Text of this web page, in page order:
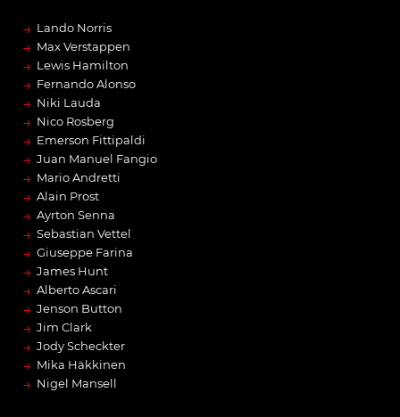
→ Lando Norris
→ Max Verstappen
→ Lewis Hamilton
→ Fernando Alonso
→ Niki Lauda
→ Nico Rosberg
→ Emerson Fittipaldi
→ Juan Manuel Fangio
→ Mario Andretti
→ Alain Prost
→ Ayrton Senna
→ Sebastian Vettel
→ Giuseppe Farina
→ James Hunt
→ Alberto Ascari
→ Jenson Button
→ Jim Clark
→ Jody Scheckter
→ Mika Häkkinen
→ Nigel Mansell